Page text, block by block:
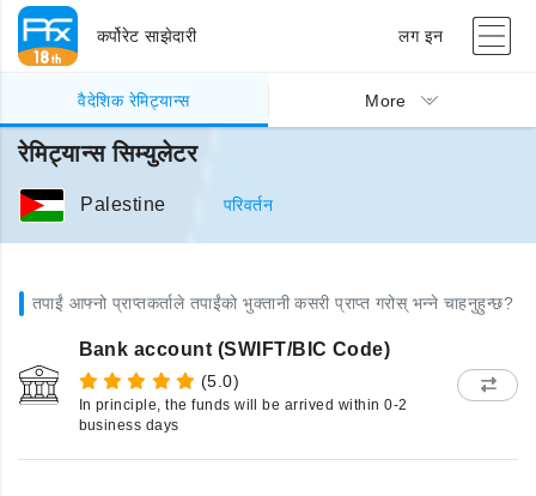
कर्पोरेट साझेदारी लग इन
वैदेशिक रेमिट्यान्स More
रेमिट्यान्स सिम्युलेटर
Palestine परिवर्तन
तपाईं आफ्नो प्राप्तकर्ताले तपाईंको भुक्तानी कसरी प्राप्त गरोस् भन्ने चाहनुहुन्छ?
Bank account (SWIFT/BIC Code)
(5.0)
In principle, the funds will be arrived within 0-2
business days